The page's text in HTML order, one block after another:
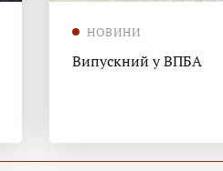
НОВИНИ
Випускний у ВПБА